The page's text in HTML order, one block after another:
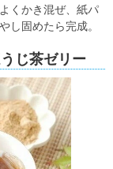
くかき混ぜ、紙パ
し固めたら完成。
じ茶ゼリー